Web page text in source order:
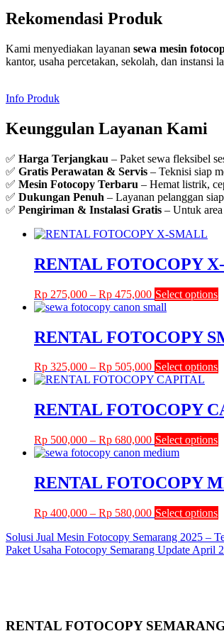
Rekomendasi Produk
Kami menyediakan layanan sewa mesin
kantor, usaha percetakan, sekolah, dan instansi
Info Produk
Keunggulan Layanan Kami
✅ Harga Terjangkau – Paket sewa fleksibel
✅ Gratis Perawatan & Servis – Teknisi siap
✅ Mesin Fotocopy Terbaru – Hemat listrik,
✅ Dukungan Penuh – Layanan pelanggan
✅ Pengiriman & Instalasi Gratis – Untuk
RENTAL FOTOCOPY
Rp 275,000 – Rp 475,000Price
range:
through
Rp 475,000
Select options
RENTAL FOTOCOPY
Rp 325,000 – Rp 505,000Price
range:
through
Rp 505,000
Select options
RENTAL FOTOCOPY
Rp 500,000 – Rp 680,000Price
range:
through
Rp 680,000
Select options
RENTAL FOTOCOPY
Rp 400,000 – Rp 580,000Price
Rp 400,000
through
Select options
Post
navigation
Solusi Jual Mesin Fotocopy Semarang 2025 –
Paket Usaha Fotocopy Semarang Update April
RENTAL FOTOCOPY